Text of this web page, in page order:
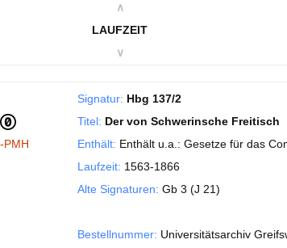
∧
LAUFZEIT
∨
PMH
Signatur: Hbg 137/2
Titel: Der von Schwerinsche Freitisch
Enthält: Enthält u.a.: Gesetze für das
Laufzeit: 1563-1866
Alte Signaturen: Gb 3 (J 21)
Bestellnummer: Universitätsarchiv